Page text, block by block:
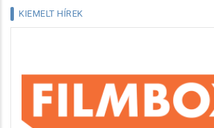
KIEMELT HÍREK